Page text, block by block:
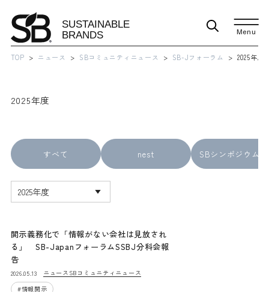
Menu
TOP ニュース SBコミュニティニュース SB-Jフォーラム 2025年度
2025年度
すべて nest SBシンポジウム
開示義務化で「情報がない会社は見放され
る」 SB-JapanフォーラムSSBJ分科会報
告
2026.05.13 ニュース SBコミュニティニュース
#情報開示